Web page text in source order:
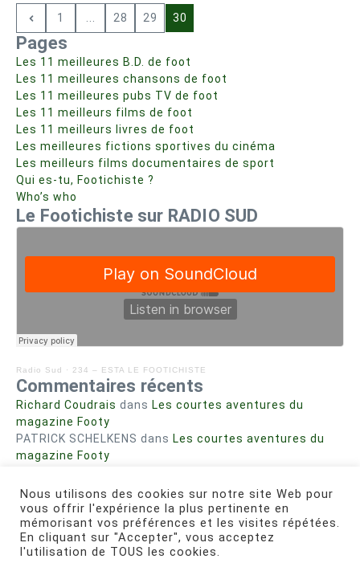
1 28 29 30
Pages
Les 11 meilleures B.D. de foot
Les 11 meilleures chansons de foot
Les 11 meilleures pubs TV de foot
Les 11 meilleurs films de foot
Les 11 meilleurs livres de foot
Les meilleures fictions sportives du cinéma
Les meilleurs films documentaires de sport
Qui es-tu, Footichiste ?
Who’s who
Le Footichiste sur RADIO SUD
Radio Sud · 234 – ESTA LE FOOTICHISTE
Commentaires récents
Richard Coudrais dans Les courtes aventures du
magazine Footy
PATRICK SCHELKENS dans Les courtes aventures du
magazine Footy
Steph. RUTAdans Lust for Nice
MIRMANDdansPieds agiles et champignons
Nous utilisons des cookies sur notre site Web pour
vous offrir l'expérience la plus pertinente en
mémorisant vos préférences et les visites répétées.
En cliquant sur "Accepter", vous acceptez
l'utilisation de TOUS les cookies.